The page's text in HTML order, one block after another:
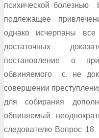
психической болезнью
подлежащее
однако исчерпаны
достаточных
постановление о
обвиняемого c. не
совершении
для собирания
обвиняемый
следователю Вопрос 18